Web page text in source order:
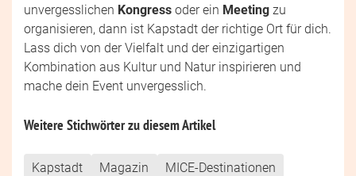
unvergesslichen Kongress oder ein Meeting zu
organisieren, dann ist Kapstadt der richtige Ort für dich.
Lass dich von der Vielfalt und der einzigartigen
Kombination aus Kultur und Natur inspirieren und
mache dein Event unvergesslich.
Weitere Stichwörter zu diesem Artikel
Kapstadt Magazin
MICE-Destinationen